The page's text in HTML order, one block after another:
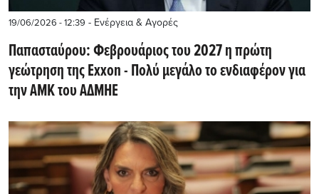
19/06/2026 - 12:39 - Ενέργεια & Αγορές
Παπασταύρου: Φεβρουάριος του 2027 η πρώτη
γεώτρηση της Exxon - Πολύ μεγάλο το ενδιαφέρον για
την ΑΜΚ του ΑΔΜΗΕ